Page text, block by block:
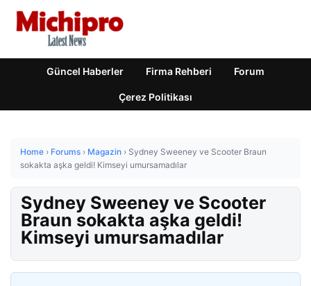
Güncel Haberler Firma Rehberi Forum
Çerez Politikası
Home › Forums › Magazin › Sydney Sweeney ve Scooter Braun
sokakta aşka geldi! Kimseyi umursamadılar
Sydney Sweeney ve Scooter
Braun sokakta aşka geldi!
Kimseyi umursamadılar